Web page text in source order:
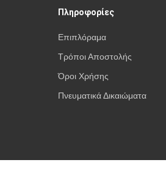
Πληροφορίες
Επιπλόραμα
Τρόποι Αποστολής
Όροι Χρήσης
Πνευματικά Δικαιώματα